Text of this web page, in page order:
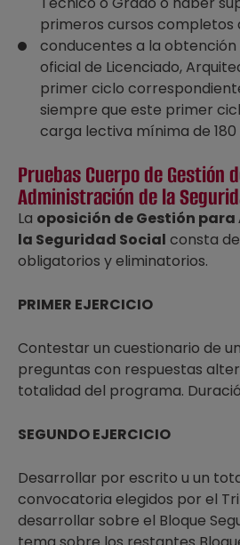
primeros cursos completos
conducentes a la
oficial de Licenciado,
primer ciclo
siempre que este primer
carga lectiva mínima de
Pruebas Cuerpo de Gestión
Administración de la
La oposición de Gestión
la Seguridad Social consta
obligatorios y eliminatorios.
PRIMER EJERCICIO
Contestar un cuestionario de
preguntas con respuestas
totalidad del programa.
SEGUNDO EJERCICIO
Desarrollar por escrito u un
convocatoria elegidos por el
desarrollar sobre el Bloque